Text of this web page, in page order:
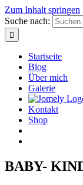
Zum Inhalt springen
Suche nach:
Startseite
Blog
Über mich
Galerie
Kontakt
Shop
BABY-